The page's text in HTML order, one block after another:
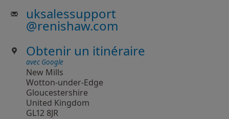
uksalessupport
@renishaw.com
Obtenir un itinéraire
avec Google
New Mills
Wotton-under-Edge
Gloucestershire
United Kingdom
GL12 8JR